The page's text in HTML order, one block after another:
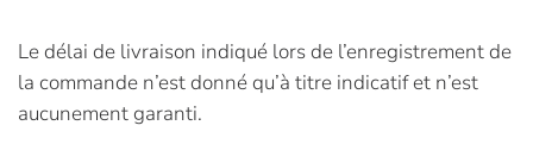
Le délai de livraison indiqué lors de l’enregistrement de
la commande n’est donné qu’à titre indicatif et n’est
aucunement garanti.